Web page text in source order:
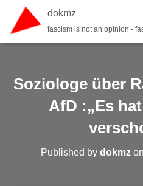
dokmz
fascism is not an opinion -
Soziologe über
AfD :„Es
Published by dokmz on